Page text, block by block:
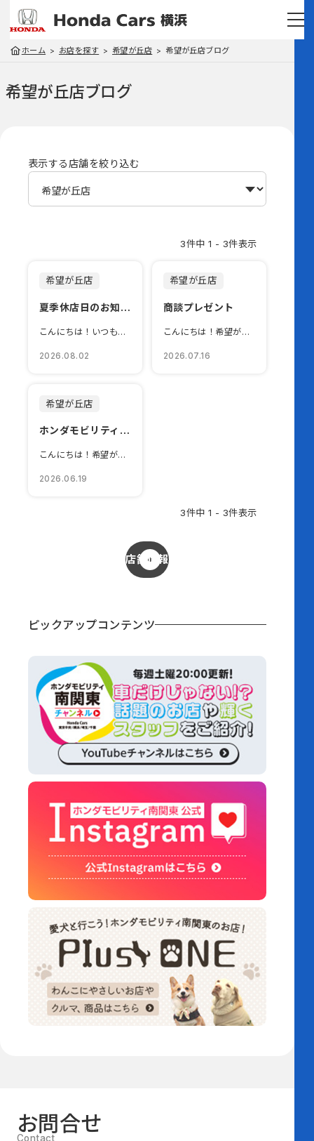
ホーム お店を探す 希望が丘店 希望が丘店ブログ
希望が丘店ブログ
表示する店舗を絞り込む
3件中 1 - 3件表示
希望が丘店
2026.08.02
夏季休店日のお知らせ
こんにちは！いつも希望ヶ丘店のブログをご覧いただきありがとうございます！夏季休店...
希望が丘店
2026.07.16
商談プレゼント
こんにちは！希望が丘店です！ブログをご覧いただきありがとうございますԅ...
希望が丘店
2026.06.19
ホンダモビリティ南関東 オリジナル企画！
こんにちは！希望が丘店です！ブログをご覧いただきありがとうございますϪ...
3件中 1 - 3件表示
店舗情報
ピックアップコンテンツ
お問合せ